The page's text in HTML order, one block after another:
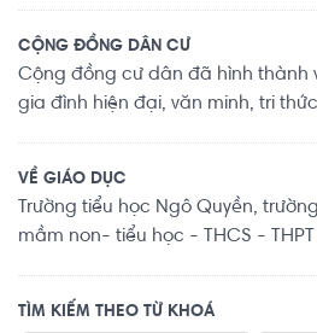
CỘNG ĐỒNG DÂN CƯ
Cộng đồng cư dân đã hình thành
gia đình hiện đại, văn minh, tri
VỀ GIÁO DỤC
Trường tiểu học Ngô Quyền,
mầm non- tiểu học - THCS - THPT
TÌM KIẾM THEO TỪ KHOÁ